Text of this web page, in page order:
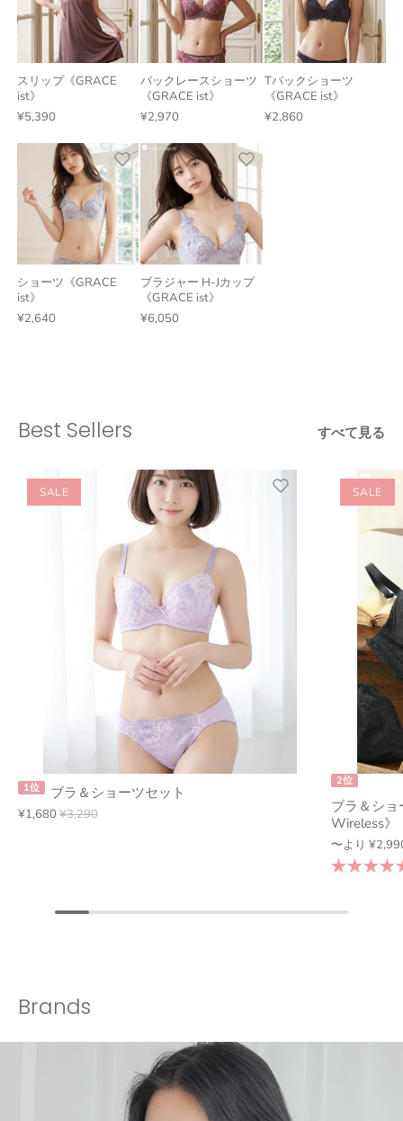
スリップ《GRACE
ist》
¥5,390
バックレースショーツ
《GRACE ist》
¥2,970
Tバックショーツ
《GRACE ist》
¥2,860
ショーツ《GRACE
ist》
¥2,640
ブラジャー H-Jカップ
《GRACE ist》
¥6,050
Best Sellers すべて見る
SALE
1位 ブラ＆ショーツセット
¥1,680 ¥3,290
SALE
2位
ブラ＆シ
Wireless》
〜より
Brands